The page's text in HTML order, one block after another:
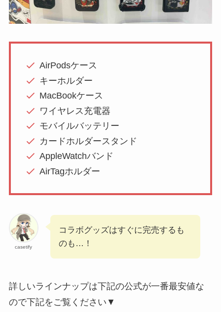
AirPodsケース
キーホルダー
MacBookケース
ワイヤレス充電器
モバイルバッテリー
カードホルダースタンド
AppleWatchバンド
AirTagホルダー
casetify
コラボグッズはすぐに完売するも
のも…！
詳しいラインナップは下記の公式が一番最安値な
ので下記をご覧ください▼